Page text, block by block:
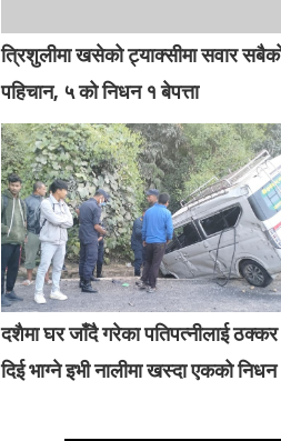
त्रिशुलीमा खसेको ट्याक्सीमा सवार
पहिचान, ५ को निधन १ बेपत्ता
दशैमा घर जाँदै गरेका पतिपत्नीलाई ठक्कर
दिई भाग्ने इभी नालीमा खस्दा एकको निधन